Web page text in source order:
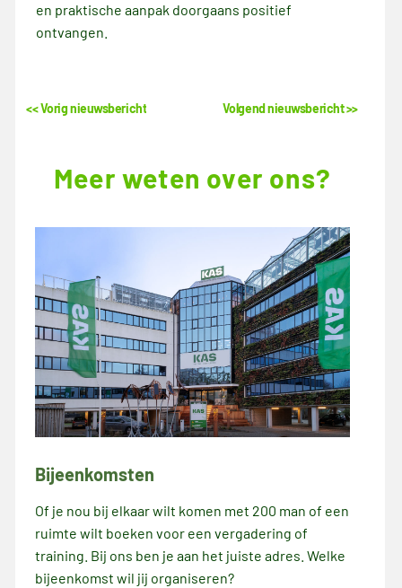
en praktische aanpak doorgaans positief
ontvangen.
<< Vorig nieuwsbericht Volgend nieuwsbericht >>
Meer weten over ons?
Bijeenkomsten
Of je nou bij elkaar wilt komen met 200 man of een
ruimte wilt boeken voor een vergadering of
training. Bij ons ben je aan het juiste adres. Welke
bijeenkomst wil jij organiseren?